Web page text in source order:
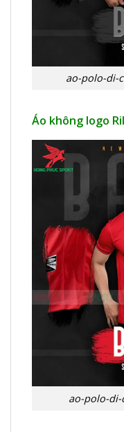
ao-polo-di-
Áo không logo
ao-polo-